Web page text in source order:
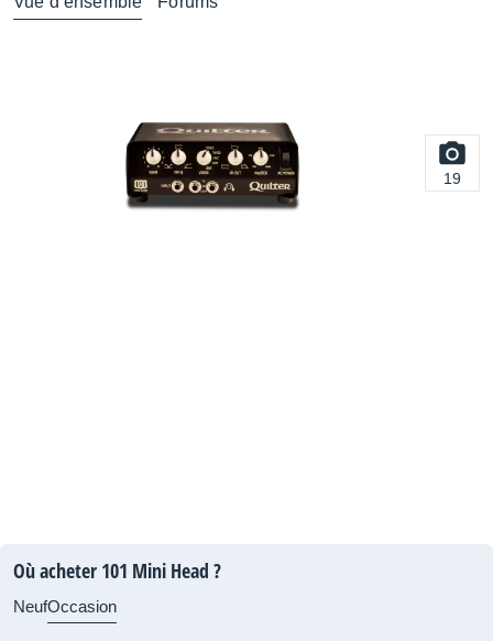
19
Où acheter 101 Mini Head ?
NeufOccasion